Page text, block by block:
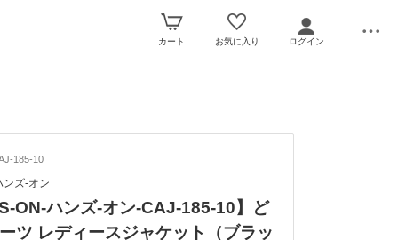
カート お気に入り ログイン
185-10
ズ-オン
ON-ハンズ-オン-CAJ-185-10】ど
ツ レディースジャケット（ブラッ